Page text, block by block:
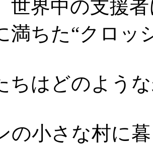
世界中の支援
満ちた“クロッ
ちはどのよう
の小さな村に